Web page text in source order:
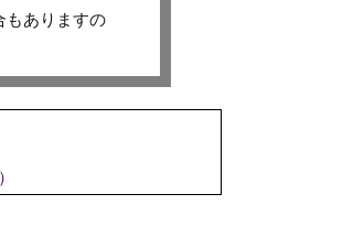
もありますの